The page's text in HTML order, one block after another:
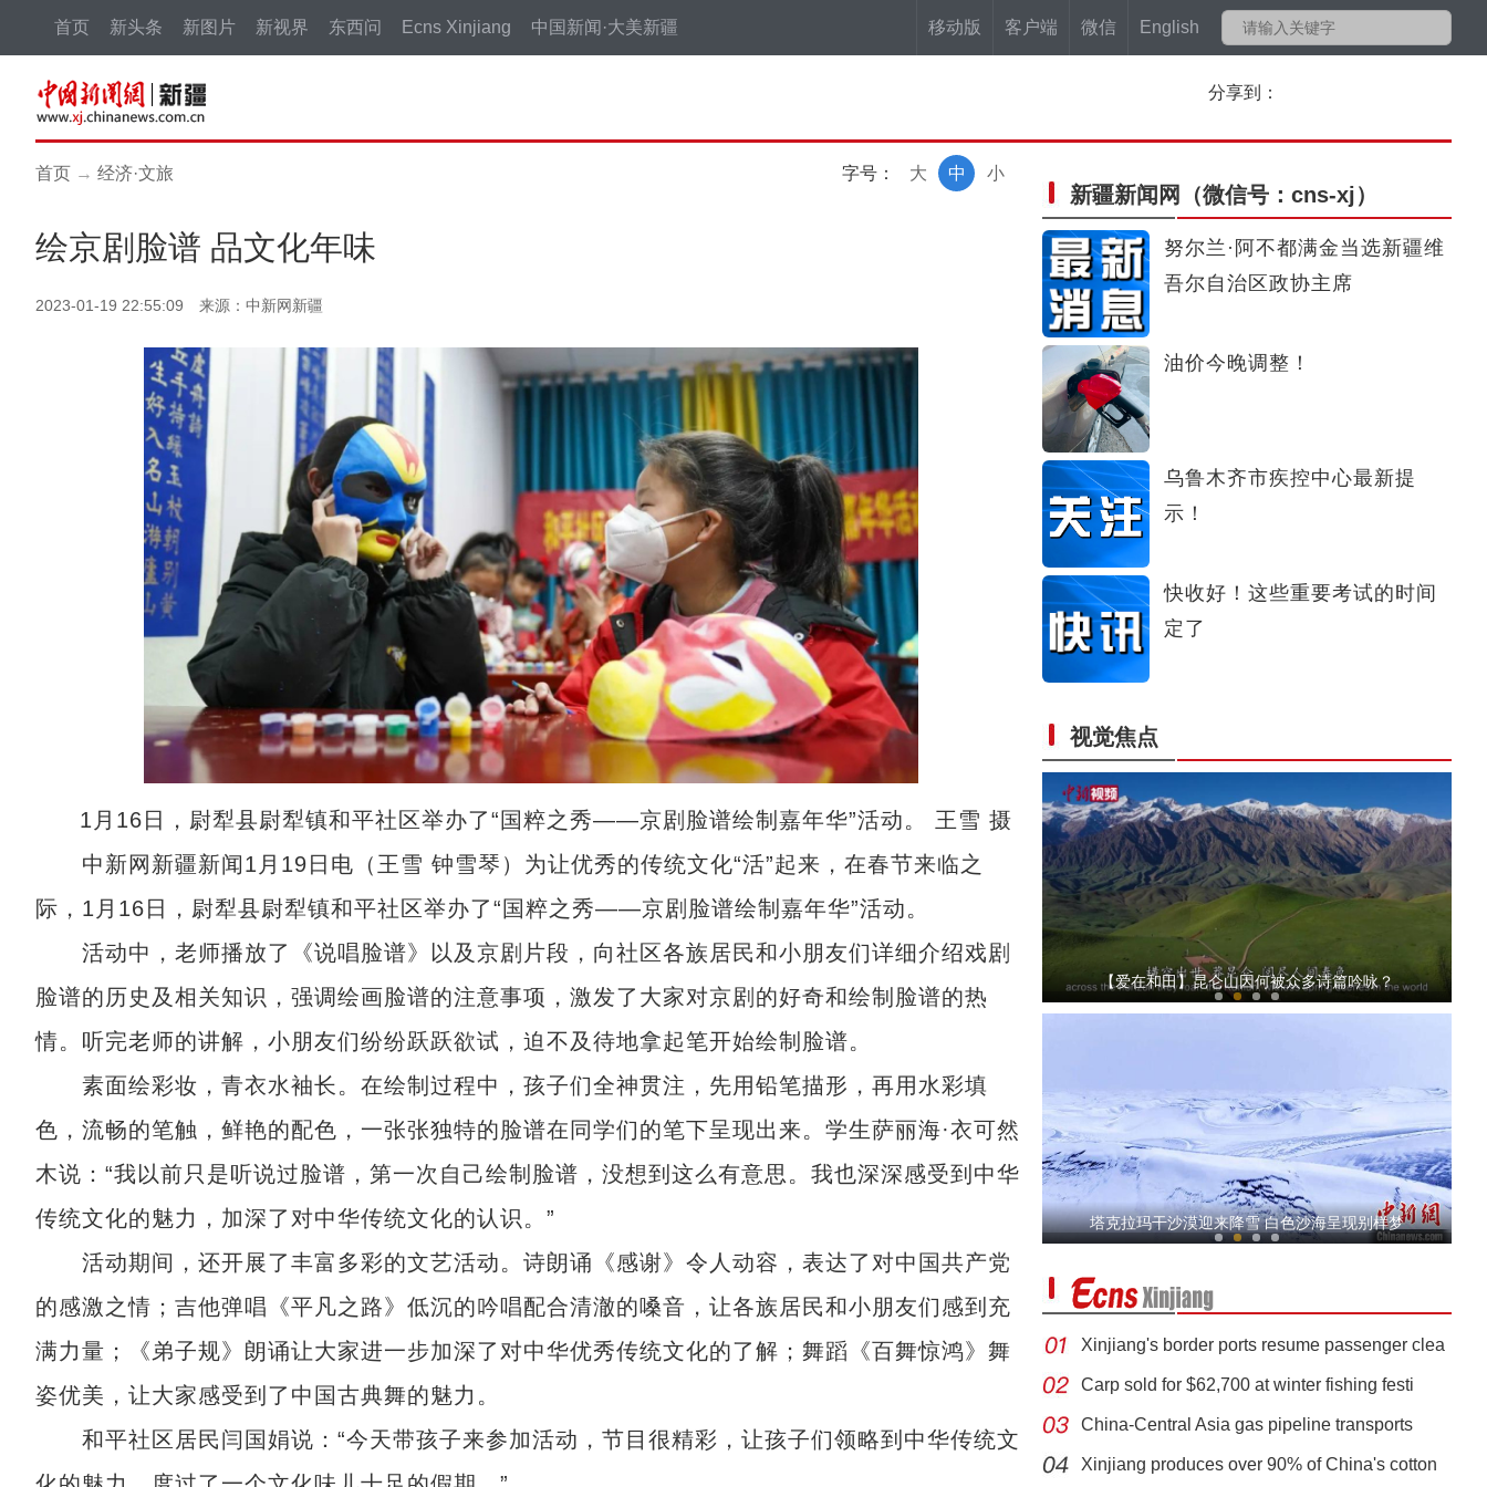
移动版 客户端 微信 English
首页 新头条 新图片 新视界 东西问 Ecns Xinjiang 中国新闻·大美新疆
分享到：
首页 → 经济·文旅 字号： 小
中
大
绘京剧脸谱 品文化年味
2023-01-19 22:55:09 来源：中新网新疆
1月16日，尉犁县尉犁镇和平社区举办了“国粹之秀——京剧脸谱绘制嘉年华”活动。 王雪 摄
中新网新疆新闻1月19日电（王雪 钟雪琴）为让优秀的传统文化“活”起来，在春节来临之
际，1月16日，尉犁县尉犁镇和平社区举办了“国粹之秀——京剧脸谱绘制嘉年华”活动。
活动中，老师播放了《说唱脸谱》以及京剧片段，向社区各族居民和小朋友们详细介绍戏剧
脸谱的历史及相关知识，强调绘画脸谱的注意事项，激发了大家对京剧的好奇和绘制脸谱的热
情。听完老师的讲解，小朋友们纷纷跃跃欲试，迫不及待地拿起笔开始绘制脸谱。
素面绘彩妆，青衣水袖长。在绘制过程中，孩子们全神贯注，先用铅笔描形，再用水彩填
色，流畅的笔触，鲜艳的配色，一张张独特的脸谱在同学们的笔下呈现出来。学生萨丽海·衣可然
木说：“我以前只是听说过脸谱，第一次自己绘制脸谱，没想到这么有意思。我也深深感受到中华
传统文化的魅力，加深了对中华传统文化的认识。”
活动期间，还开展了丰富多彩的文艺活动。诗朗诵《感谢》令人动容，表达了对中国共产党
的感激之情；吉他弹唱《平凡之路》低沉的吟唱配合清澈的嗓音，让各族居民和小朋友们感到充
满力量；《弟子规》朗诵让大家进一步加深了对中华优秀传统文化的了解；舞蹈《百舞惊鸿》舞
姿优美，让大家感受到了中国古典舞的魅力。
和平社区居民闫国娟说：“今天带孩子来参加活动，节目很精彩，让孩子们领略到中华传统文
新疆新闻网 （微信号：cns-xj）
努尔兰·阿不都满金当选新疆维
吾尔自治区政协主席
油价今晚调整！
乌鲁木齐市疾控中心最新提
示！
快收好！这些重要考试的时间
定了
视觉焦点
【新春纪事】买鲜花、看叼羊 新疆各地年味足
【爱在和田】昆仑山因何被众多诗篇吟咏？
新疆边境小城雪地上演哈萨克族民俗活动
塔克拉玛干沙漠迎来降雪 白色沙海呈现别样梦
Xinjiang's border ports resume passenger clea
Carp sold for $62,700 at winter fishing festi
China-Central Asia gas pipeline transports
Xinjiang produces over 90% of China's cotton